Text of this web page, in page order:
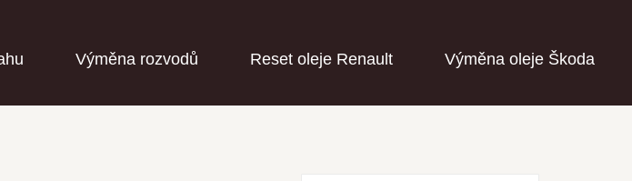
Výměna rozvodů Reset oleje Renault Výměna oleje Škoda